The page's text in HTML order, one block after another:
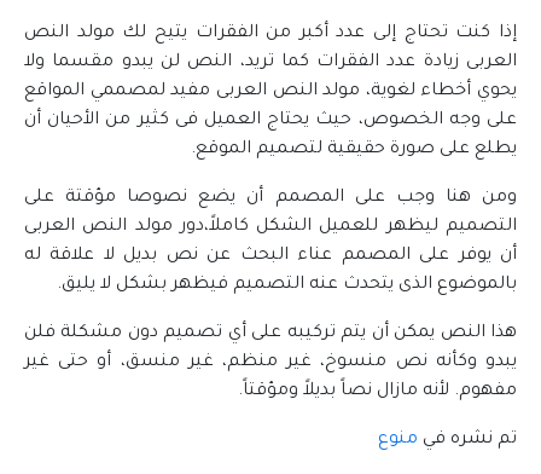
إذا كنت تحتاج إلى عدد أكبر من الفقرات يتيح لك مولد النص
العربى زيادة عدد الفقرات كما تريد، النص لن يبدو مقسما ولا
يحوي أخطاء لغوية، مولد النص العربى مفيد لمصممي المواقع
على وجه الخصوص، حيث يحتاج العميل فى كثير من الأحيان أن
يطلع على صورة حقيقية لتصميم الموقع.
ومن هنا وجب على المصمم أن يضع نصوصا مؤقتة على
التصميم ليظهر للعميل الشكل كاملاً،دور مولد النص العربى
أن يوفر على المصمم عناء البحث عن نص بديل لا علاقة له
بالموضوع الذى يتحدث عنه التصميم فيظهر بشكل لا يليق.
هذا النص يمكن أن يتم تركيبه على أي تصميم دون مشكلة فلن
يبدو وكأنه نص منسوخ، غير منظم، غير منسق، أو حتى غير
مفهوم. لأنه مازال نصاً بديلاً ومؤقتاً.
تم نشره في منوع